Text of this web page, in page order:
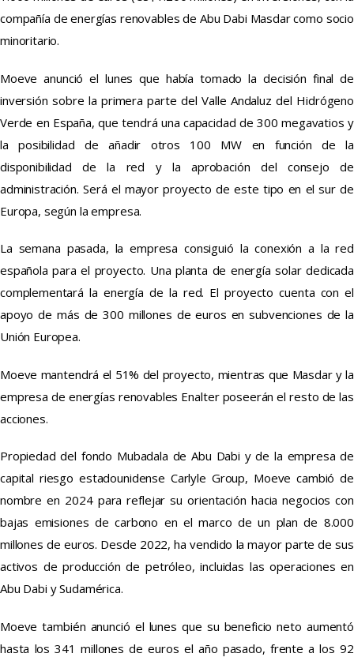
compañía de energías renovables de Abu Dabi Masdar como socio
minoritario.
Moeve anunció el lunes que había tomado la decisión final de
inversión sobre la primera parte del Valle Andaluz del Hidrógeno
Verde en España, que tendrá una capacidad de 300 megavatios y
la posibilidad de añadir otros 100 MW en función de la
disponibilidad de la red y la aprobación del consejo de
administración. Será el mayor proyecto de este tipo en el sur de
Europa, según la empresa.
La semana pasada, la empresa consiguió la conexión a la red
española para el proyecto. Una planta de energía solar dedicada
complementará la energía de la red. El proyecto cuenta con el
apoyo de más de 300 millones de euros en subvenciones de la
Unión Europea.
Moeve mantendrá el 51% del proyecto, mientras que Masdar y la
empresa de energías renovables Enalter poseerán el resto de las
acciones.
Propiedad del fondo Mubadala de Abu Dabi y de la empresa de
capital riesgo estadounidense Carlyle Group, Moeve cambió de
nombre en 2024 para reflejar su orientación hacia negocios con
bajas emisiones de carbono en el marco de un plan de 8.000
millones de euros. Desde 2022, ha vendido la mayor parte de sus
activos de producción de petróleo, incluidas las operaciones en
Abu Dabi y Sudamérica.
Moeve también anunció el lunes que su beneficio neto aumentó
hasta los 341 millones de euros el año pasado, frente a los 92